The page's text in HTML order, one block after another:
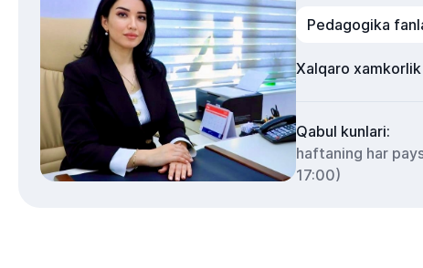
Pedagogika
Xalqaro
Qabul kunlari:
haftaning har
17:00)